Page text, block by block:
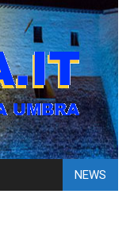
NEWS